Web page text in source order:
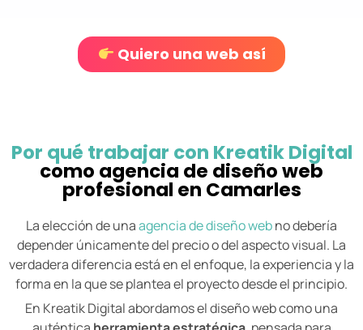
Quiero una web así
Por qué trabajar con Kreatik Digital
como agencia de diseño web
profesional en Camarles
La elección de unaagencia de diseño webno debería
depender únicamente del precio o del aspecto visual. La
verdadera diferencia está en el enfoque, la experiencia y la
forma en la que se plantea el proyecto desde el principio.
En Kreatik Digital abordamos el diseño web como una